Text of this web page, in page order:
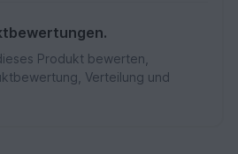
Produkt bewerten,
Verteilung und